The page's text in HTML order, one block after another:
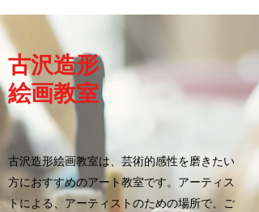
古沢造形
絵画教室
古沢造形絵画教室は、芸術的感性を磨きたい
方におすすめのアート教室です。アーティス
トによる、アーティストのための場所で、ご